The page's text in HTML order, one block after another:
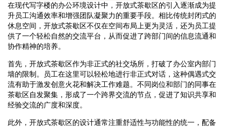
在现代写字楼的办公环境设计中，开放式茶歇区的引入逐渐成为提
升员工沟通效率和增强团队凝聚力的重要手段。相比传统封闭式的
休息空间，开放式茶歇区不仅在空间布局上更为灵活，还为员工提
供了一个轻松自然的交流平台，从而促进了跨部门间的信息流通和
协作精神的培养。
首先，开放式茶歇区作为非正式的社交场所，打破了办公室内部门
墙的限制。员工在这里可以轻松地进行非正式对话，这种偶遇式交
流有助于激发创意火花和解决工作难题。不同岗位和部门的同事在
茶歇区自发聚集，形成了一个跨界交流的节点，促进了知识共享和
经验交流的广度和深度。
此外，开放式茶歇区的设计通常注重舒适性与功能性的统一，配备